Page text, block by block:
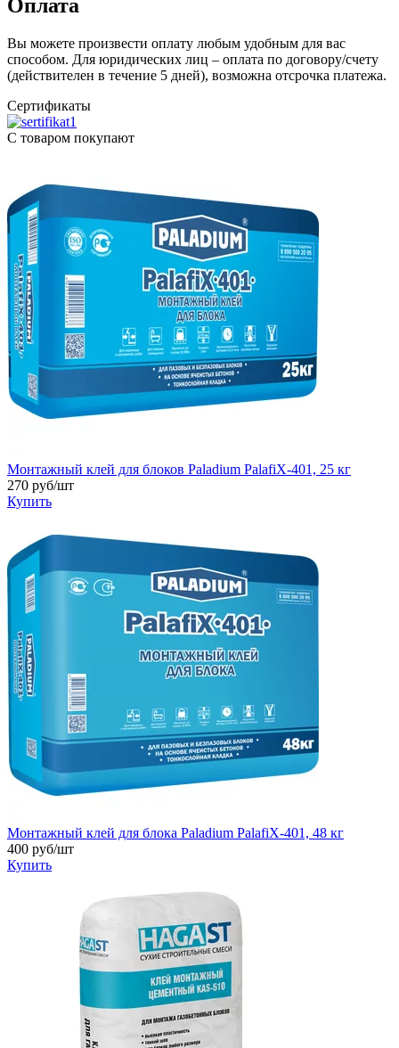
Оплата
Вы можете произвести оплату любым удобным для вас
способом. Для юридических лиц – оплата по договору/счету
(действителен в течение 5 дней), возможна отсрочка платежа.
Сертификаты
С товаром покупают
Монтажный клей для блоков Paladium PalafiХ-401, 25 кг
270 руб/шт
Купить
Монтажный клей для блока Paladium PalafiХ-401, 48 кг
400 руб/шт
Купить